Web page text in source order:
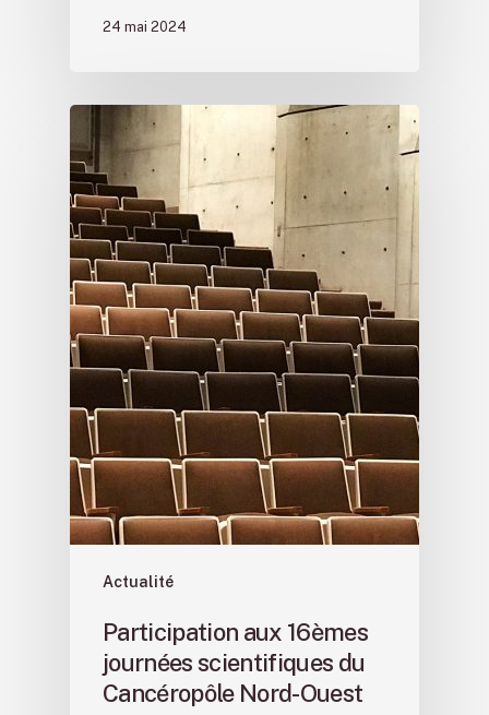
24 mai 2024
Actualité
Participation aux 16èmes
journées scientifiques du
Cancéropôle Nord-Ouest